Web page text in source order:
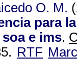
O. M.
para
e ims.
RTF